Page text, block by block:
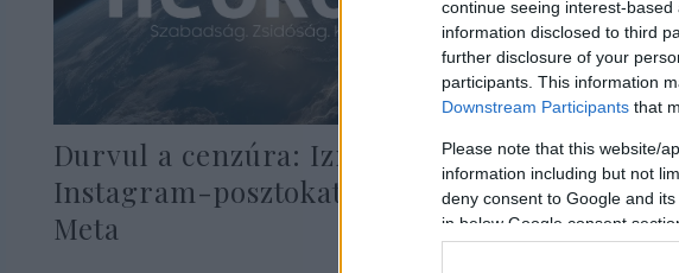
continue seeing interest-
information disclosed to third
further disclosure of your
participants. This information
Downstream Participants that
Please note that this website/
information including but not
deny consent to Google and
in below Google consent
Durvul a cenzúra: Izrael-párti
Instagram-posztokat távolít el a
Meta
Gáza:
talált
határon